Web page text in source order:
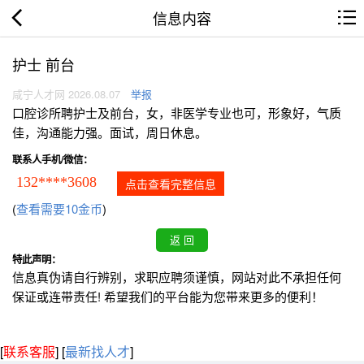
信息内容
护士 前台
咸宁人才网 2026.08.07 举报
口腔诊所聘护士及前台，女，非医学专业也可，形象好，气质
佳，沟通能力强。面试，周日休息。
联系人手机/微信：
132****3608 点击查看完整信息
(查看需要10金币)
特此声明：
信息真伪请自行辨别，求职应聘须谨慎，网站对此不承担任何
保证或连带责任! 希望我们的平台能为您带来更多的便利！
[联系客服] [最新找人才]